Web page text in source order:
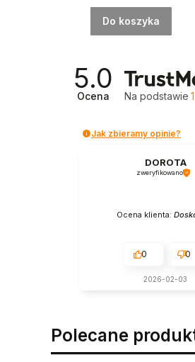
Do koszyka
5.0
Ocena Na podstawie 1
Jak zbieramy opinie?
DOROTA
zweryfikowano
Ocena klienta:
0 0
2026-02-03
Polecane